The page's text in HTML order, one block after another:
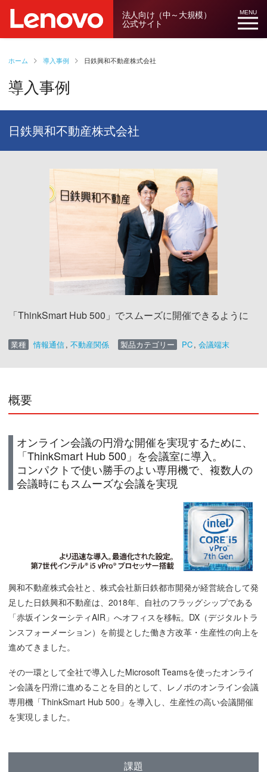
法人向け（中～大規模）
公式サイト
MENU
ホーム 導入事例 日鉄興和不動産株式会社
導入事例
日鉄興和不動産株式会社
「ThinkSmart Hub 500」でスムーズに開催できるように
業種 情報通信, 不動産関係 製品カテゴリー PC, 会議端末
概要
オンライン会議の円滑な開催を実現するために、
「ThinkSmart Hub 500」を会議室に導入。
コンパクトで使い勝手のよい専用機で、複数人の
会議時にもスムーズな会議を実現
興和不動産株式会社と、株式会社新日鉄都市開発が経営統合して発
足した日鉄興和不動産は、2018年、自社のフラッグシップである
「赤坂インターシティAIR」へオフィスを移転。DX（デジタルトラ
ンスフォーメーション）を前提とした働き方改革・生産性の向上を
進めてきました。
その一環として全社で導入したMicrosoft Teamsを使ったオンライ
ン会議を円滑に進めることを目的として、レノボのオンライン会議
専用機「ThinkSmart Hub 500」を導入し、生産性の高い会議開催
を実現しました。
課題